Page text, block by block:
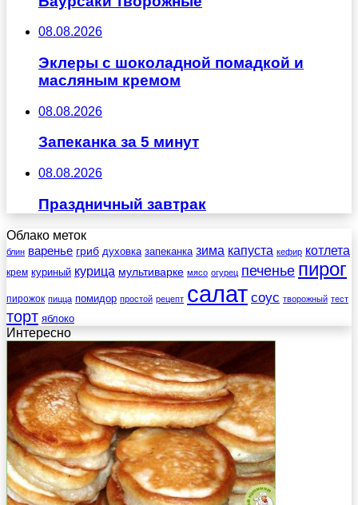
08.08.2026
Эклеры с шоколадной помадкой и
масляным кремом
08.08.2026
Запеканка за 5 минут
08.08.2026
Праздничный завтрак
Облако меток
блин варенье гриб духовка запеканка зима капуста кефир котлета
крем куриный курица мультиварке мясо огурец печенье пирог
пирожок пицца помидор простой рецепт салат соус творожный тест
торт яблоко
Интересно